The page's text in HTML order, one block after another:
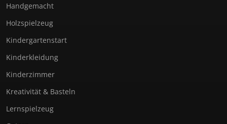
Handgemacht
Holzspielzeug
Kindergartenstart
Kinderkleidung
Kinderzimmer
Kreativität & Basteln
Lernspielzeug